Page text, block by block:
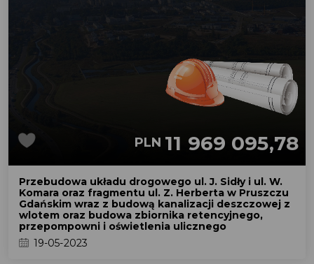
PLN 11 969 095,78
Przebudowa układu drogowego ul. J. Sidły i ul. W.
Komara oraz fragmentu ul. Z. Herberta w Pruszczu
Gdańskim wraz z budową kanalizacji deszczowej z
wlotem oraz budowa zbiornika retencyjnego,
przepompowni i oświetlenia ulicznego
19-05-2023